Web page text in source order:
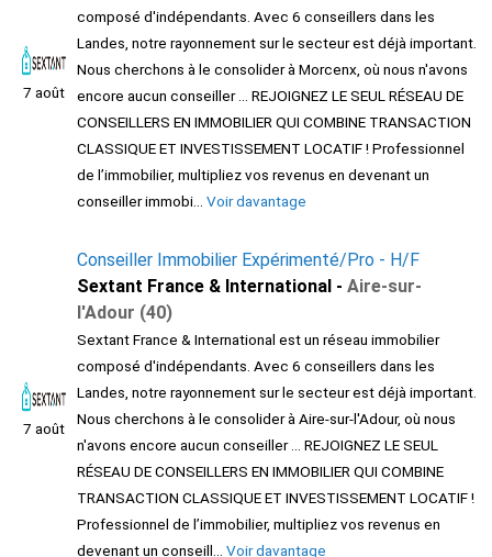
7 août
composé d'indépendants. Avec 6 conseillers dans les
Landes, notre rayonnement sur le secteur est déjà important.
Nous cherchons à le consolider à Morcenx, où nous n'avons
encore aucun conseiller ... REJOIGNEZ LE SEUL RÉSEAU DE
CONSEILLERS EN IMMOBILIER QUI COMBINE TRANSACTION
CLASSIQUE ET INVESTISSEMENT LOCATIF ! Professionnel
de l’immobilier, multipliez vos revenus en devenant un
conseiller immobi... Voir davantage
7 août
Conseiller Immobilier Expérimenté/Pro - H/F
Sextant France & International - Aire-sur-
l'Adour (40)
Sextant France & International est un réseau immobilier
composé d'indépendants. Avec 6 conseillers dans les
Landes, notre rayonnement sur le secteur est déjà important.
Nous cherchons à le consolider à Aire-sur-l'Adour, où nous
n'avons encore aucun conseiller ... REJOIGNEZ LE SEUL
RÉSEAU DE CONSEILLERS EN IMMOBILIER QUI COMBINE
TRANSACTION CLASSIQUE ET INVESTISSEMENT LOCATIF !
Professionnel de l’immobilier, multipliez vos revenus en
devenant un conseill... Voir davantage